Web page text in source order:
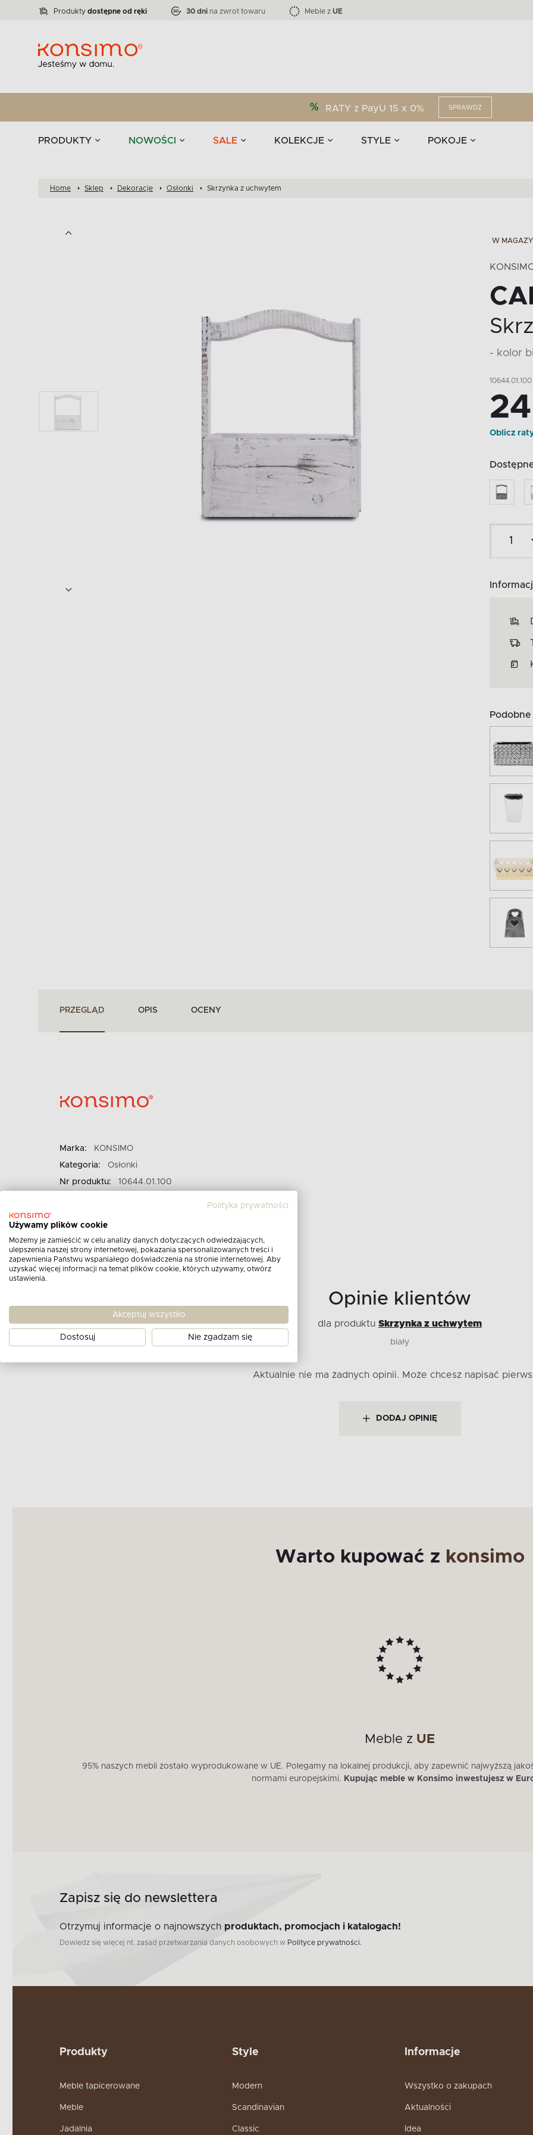
Produkty dostępne od ręki 30 dni na zwrot towaru Meble z UE
RATY z PayU 15 x 0% SPRAWDŹ
PRODUKTY NOWOŚCI SALE KOLEKCJE STYLE POKOJE
Zastawy stołowe i akcesoria
Kolekcja narożników RATLO -39 % Kolekcja mebli LOFTY -45 %
VICTO Liczba produktów:71 EPIRI Liczba produktów:
ELEGANT Liczba produktów:864 TEENS Liczba produktów:
stołowe
Home Sklep Dekoracje Osłonki Skrzynka z uchwytem
W
- kolor
10644.01.100
Oblicz
PRZEGLĄD OPIS OCENY
Marka:
KONSIMO
Kategoria:
Osłonki
Nr produktu:
10644.01.100
Opinie klientów
dla produktu Skrzynka z uchwytem
biały
Aktualnie nie ma żadnych opinii. Może chcesz napisać
DODAJ OPINIĘ
Warto kupować z konsimo
Meble z UE
95% naszych mebli zostało wyprodukowane w UE. Polegamy na lokalnej produkcji, aby zapewnić najwyższą
normami europejskimi.
Kupując meble w Konsimo inwestujesz w
Zapisz się do newslettera
Otrzymuj informacje o najnowszych produktach, promocjach i katalogach!
Dowiedz się więcej nt. zasad przetwarzania danych osobowych w Polityce prywatności.
Produkty
Meble tapicerowane
Meble
Jadalnia
Style
Modern
Scandinavian
Classic
Informacje
Wszystko o zakupach
Aktualności
Idea
Polityka prywatności
Używamy plików cookie
Możemy je zamieścić w celu analizy danych dotyczących odwiedzających,
ulepszenia naszej strony internetowej, pokazania spersonalizowanych treści i
zapewnienia Państwu wspaniałego doświadczenia na stronie internetowej. Aby
uzyskać więcej informacji na temat plików cookie, których używamy, otwórz
ustawienia.
Akceptuj wszystko
Dostosuj Nie zgadzam się